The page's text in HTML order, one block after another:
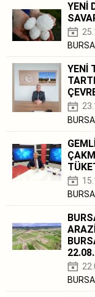
YENİ
BURSA
YENİ
BURSA
BURSA
BURSA